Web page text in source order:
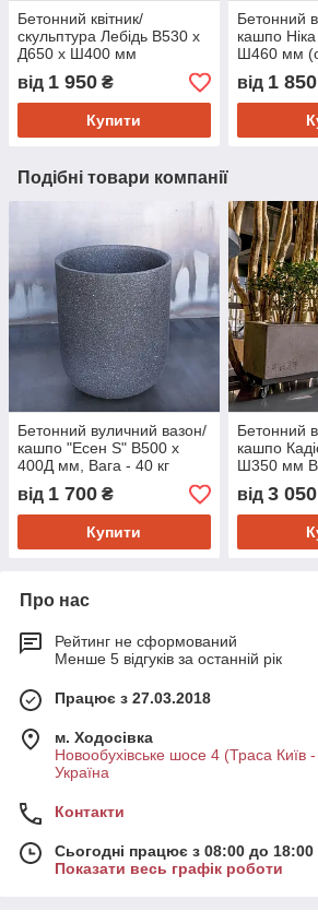
Бетонний квітник/
скульптура Лебідь В530 х
Д650 х Ш400 мм
від 1 950 ₴
Купити
Бетонний
кашпо
Ш460 мм
від 1 850
Подібні товари компанії
Бетонний вуличний вазон/
кашпо "Есен S" В500 x
400Д мм, Вага - 40 кг
від 1 700 ₴
Купити
Бетонний
кашпо
Ш350 мм
від 3 050
Про нас
Рейтинг не сформований
Менше 5 відгуків за останній рік
Працює з 27.03.2018
м. Ходосівка
Новообухівське шосе 4 (Траса Київ -
Україна
Контакти
Сьогодні працює з 08:00 до 18:00
Показати весь графік роботи